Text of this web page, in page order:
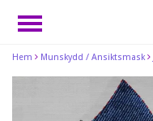
Hem Munskydd / Ansiktsmask